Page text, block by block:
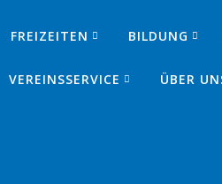
FREIZEITEN BILDUNG
VEREINSSERVICE ÜBER